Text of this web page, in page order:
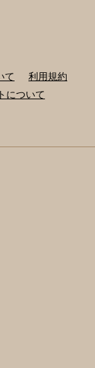
て
利用規約
について